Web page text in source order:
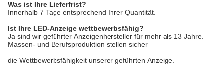
Was ist Ihre Lieferfrist?
Innerhalb 7 Tage entsprechend Ihrer Quantität.
Ist Ihre LED-Anzeige wettbewerbsfähig?
Ja sind wir geführter Anzeigenhersteller für mehr als 13 Jahre.
Massen- und Berufsproduktion stellen sicher
die Wettbewerbsfähigkeit unserer geführten Anzeige.